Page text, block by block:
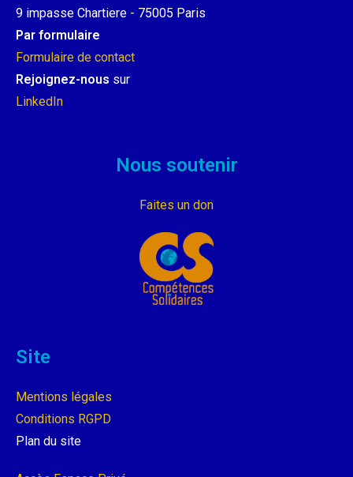
9 impasse Chartiere - 75005 Paris
Par formulaire
Formulaire de contact
Rejoignez-nous sur
LinkedIn
Nous soutenir
Faites un don
Site
Mentions légales
Conditions RGPD
Plan du site